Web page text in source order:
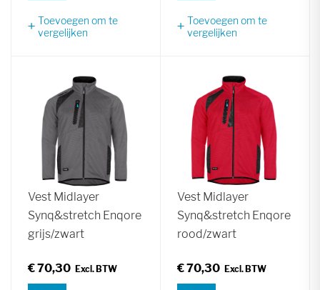
Toevoegen om te
vergelijken
Toevoegen om te
vergelijken
Vest Midlayer
Synq&stretch Enqore
grijs/zwart
€ 70,30
Vest Midlayer
Synq&stretch Enqore
rood/zwart
€ 70,30